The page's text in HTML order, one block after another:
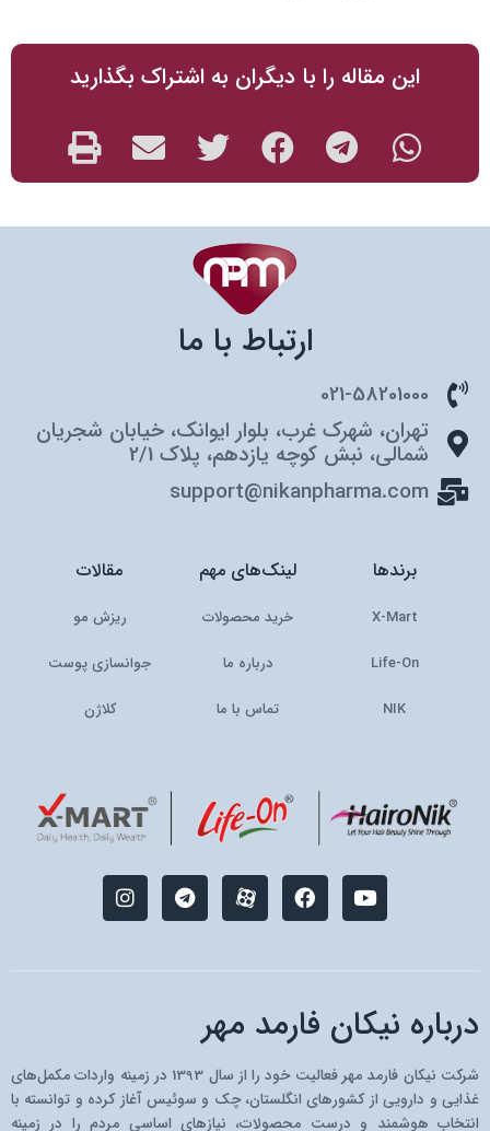
این مقاله را با دیگران به اشتراک بگذارید
ارتباط با ما
021-58201000
تهران، شهرک غرب، بلوار ایوانک، خیابان شجریان
شمالی، نبش کوچه یازدهم، پلاک 2/1
support@nikanpharma.com
برندها
X-Mart
Life-On
NIK
لینک‌های مهم
خرید محصولات
درباره ما
تماس با ما
مقالات
ریزش مو
جوانسازی پوست
کلاژن
Y
o
u
e
F
a
c
o
k
M
-
i
a
a
r
a
T
e
l
I
n
s
درباره نیکان فارمد مهر
شرکت نیکان فارمد مهر فعالیت خود را از سال 1393 در زمینه واردات مکمل‌های
غذایی و دارویی از کشو‌رهای انگلستان، چک و سوئیس آغاز کرده و توانسته با
انتخاب هوشمند و درست محصولات، نیازهای اساسی مردم را در زمینه